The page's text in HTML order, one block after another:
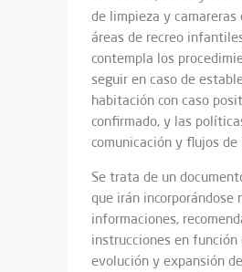
de limpieza y camareras
áreas de recreo
contempla los
seguir en caso de
habitación con caso
confirmado, y las
comunicación y flujos
Se trata de un
que irán incorporándose
informaciones,
instrucciones en función
evolución y expansión